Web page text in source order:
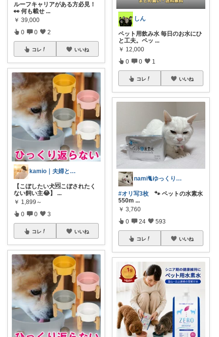
ルーフキャリアがある方必見！
👀 何も載せ ...
￥ 39,000
0 0 2
コレ いいね
kamio｜夫婦とコーギーの愛用品
【こぼしたい犬🆚こぼされたく
ない飼い主😂】
...
￥ 1,899～
0 0 3
コレ いいね
しん
ペット用飲み水 毎日のお水にひ
と工夫。ペッ ...
￥ 12,000
0 0 1
コレ いいね
nami🐈ゆっくりやります🐢
#オリ写3枚 🐾 ペットの水素水
550m ...
￥ 3,760
0 24 593
コレ いいね